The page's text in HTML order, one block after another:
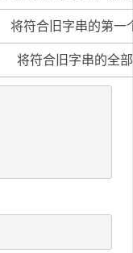
将符合旧字串的第一
将符合旧字串的全